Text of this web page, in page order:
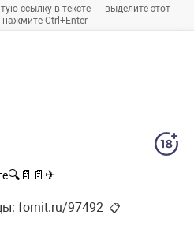
ссылку в тексте — выделите этот
Ctrl+Enter
🔍 📄 📄 ✈
fornit.ru/97492 📋